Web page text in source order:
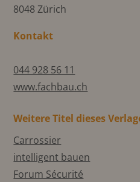
8048 Zürich
Kontakt
044 928 56 11
www.fachbau.ch
Weitere Titel dieses
Carrossier
intelligent bauen
Forum Sécurité